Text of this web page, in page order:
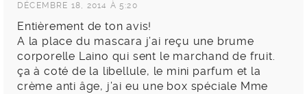
DÉCEMBRE 18, 2014 À 5:20
Entièrement de ton avis!
A la place du mascara j’ai reçu une brume
corporelle Laino qui sent le marchand de fruit.
ça à coté de la libellule, le mini parfum et la
crème anti âge, j’ai eu une box spéciale Mme